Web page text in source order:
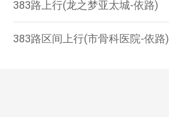
383路上行(龙之梦亚太城-依路)
383路区间上行(市骨科医院-依路)